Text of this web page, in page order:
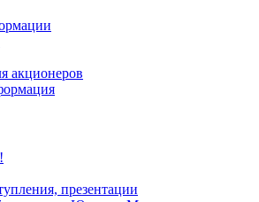
акционеров
презентации